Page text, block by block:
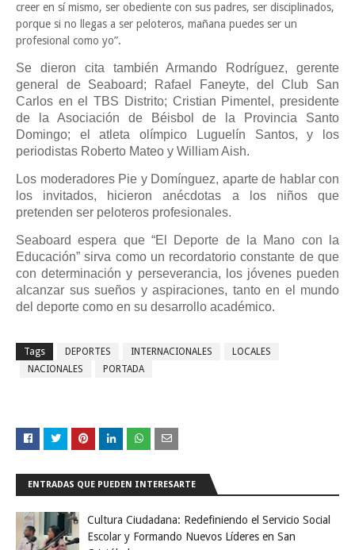
creer en sí mismo, ser obediente con sus padres, ser disciplinados,
porque si no llegas a ser peloteros, mañana puedes ser un
profesional como yo”.
Se dieron cita también Armando Rodríguez, gerente
general de Seaboard; Rafael Faneyte, del Club San
Carlos en el TBS Distrito; Cristian Pimentel, presidente
de la Asociación de Béisbol de la Provincia Santo
Domingo; el atleta olímpico Luguelín Santos, y los
periodistas Roberto Mateo y William Aish.
Los moderadores Pie y Domínguez, aparte de hablar con
los invitados, hicieron anécdotas a los niños que
pretenden ser peloteros profesionales.
Seaboard espera que “El Deporte de la Mano con la
Educación” sirva como un recordatorio constante de que
con determinación y perseverancia, los jóvenes pueden
alcanzar sus sueños y aspiraciones, tanto en el mundo
del deporte como en su desarrollo académico.
Tags DEPORTES INTERNACIONALES
LOCALES
NACIONALES
PORTADA
ENTRADAS QUE PUEDEN INTERESARTE
Cultura Ciudadana: Redefiniendo el Servicio Social
Escolar y Formando Nuevos Líderes en San